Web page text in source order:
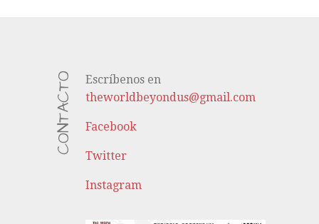
CONTACTO
Escríbenos en
theworldbeyondus@gmail.com
Facebook
Twitter
Instagram